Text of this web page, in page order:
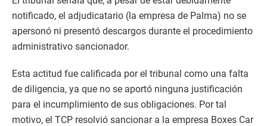
notificado, el adjudicatario (la empresa de Palma) no se
apersonó ni presentó descargos durante el procedimiento
administrativo sancionador.
​Esta actitud fue calificada por el tribunal como una falta
de diligencia, ya que no se aportó ninguna justificación
para el incumplimiento de sus obligaciones. Por tal
motivo, el TCP resolvió sancionar a la empresa Boxes Car